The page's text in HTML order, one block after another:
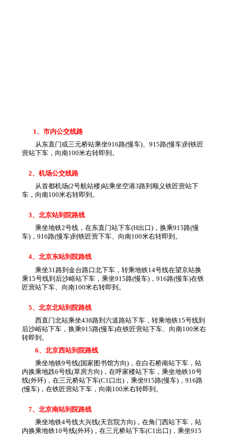
1、市内公交线路
从东直门或三元桥站乘坐916路(慢车)、915路(慢车)到铁匠
营站下车，向南100米右转即到。
2、机场公交线路
从首都机场(2号航站楼)站乘坐空港3路到顺义铁匠营站下
车，向南100米右转即到。
3、北京站到院路线
乘坐地铁2号线，在东直门站下车(H出口)，换乘915路(慢
车)，916路(慢车)到铁匠营下车、向南100米右转即到。
4、北京东站到院路线
乘坐31路到金台路口北下车，转乘地铁14号线在望京站换
乘15号线到后沙峪站下车，乘坐915路(慢车)，916路(慢车)在铁
匠营站下车、向南100米右转即到。
5、北京北站到院路线
西直门北站乘坐438路到六道路站下车，转乘地铁15号线到
后沙峪站下车，换乘915路(慢车)在铁匠营站下车、向南100米右
转即到。
6、北京西站到院路线
乘坐地铁9号线(国家图书馆方向)，在白石桥南站下车，站
内换乘地跌6号线(草房方向)，在呼家楼站下车，乘坐地铁10号
线(外环)，在三元桥站下车(C1口出)，乘坐915路(慢车)，916路
(慢车)，在铁匠营站下车，向南100米右转即到。
7、北京南站到院路线
乘坐地铁4号线大兴线(天宫院方向)，在角门西站下车，站
内换乘地铁10号线(外环)，在三元桥站下车(C1出口)，乘坐915